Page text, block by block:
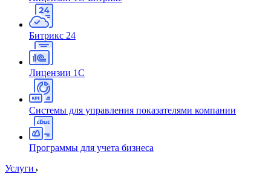
Битрикс 24
Лицензии 1С
Системы для управления показателями компании
Программы для учета бизнеса
Услуги